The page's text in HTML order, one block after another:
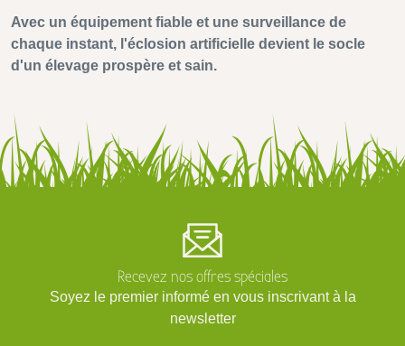
Avec un équipement fiable et une surveillance de
chaque instant, l'éclosion artificielle devient le socle
d'un élevage prospère et sain.
Recevez nos offres spéciales
Soyez le premier informé en vous inscrivant à la
newsletter